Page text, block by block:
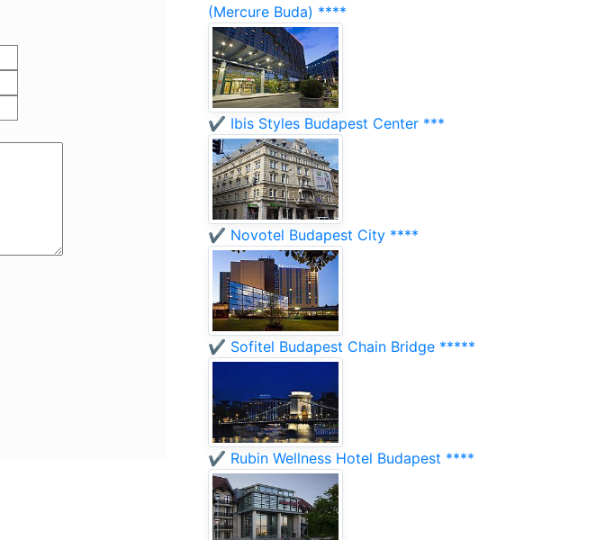
(Mercure Buda) ****
✔️ Ibis Styles Budapest Center ***
✔️ Novotel Budapest City ****
✔️ Sofitel Budapest Chain Bridge *****
✔️ Rubin Wellness Hotel Budapest ****